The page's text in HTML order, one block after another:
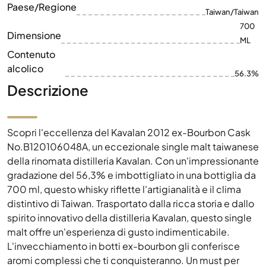
Paese/Regione Taiwan/Taiwan
Dimensione
700
ML
Contenuto
alcolico
56.3%
Descrizione
Scopri l'eccellenza del Kavalan 2012 ex-Bourbon Cask
No.B120106048A, un eccezionale single malt taiwanese
della rinomata distilleria Kavalan. Con un'impressionante
gradazione del 56,3% e imbottigliato in una bottiglia da
700 ml, questo whisky riflette l'artigianalità e il clima
distintivo di Taiwan. Trasportato dalla ricca storia e dallo
spirito innovativo della distilleria Kavalan, questo single
malt offre un'esperienza di gusto indimenticabile.
L'invecchiamento in botti ex-bourbon gli conferisce
aromi complessi che ti conquisteranno. Un must per